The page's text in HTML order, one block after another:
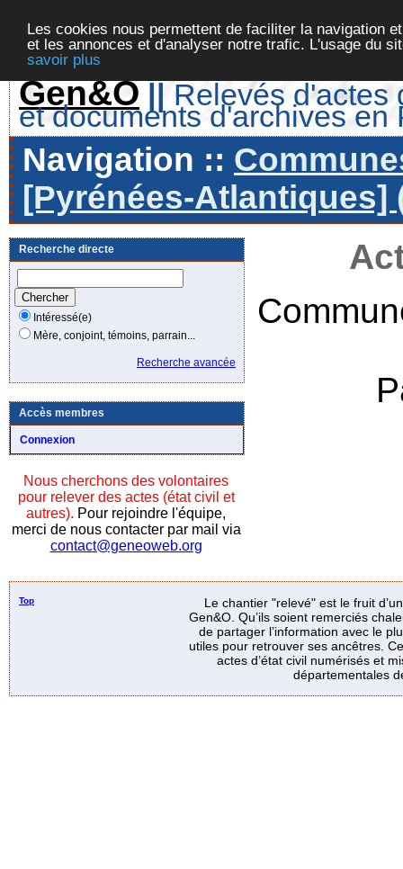
Les cookies nous permettent de faciliter la navigation
et les annonces et d'analyser notre trafic. L'usage du
savoir plus
Gen&O || Relevés d'actes
et documents d'archives en
Navigation ::
[Pyrénées-Atlantiques]
Recherche directe
Intéressé(e)
Mère, conjoint, témoins, parrain...
Recherche avancée
Accès membres
Connexion
Nous cherchons des volontaires
pour relever des actes (état civil et
autres). Pour rejoindre l'équipe,
merci de nous contacter par mail via
contact@geneoweb.org
Top
Le chantier "relevé" est le fruit
Gen&O. Qu’ils soient remerciés
de partager l’information avec le
utiles pour retrouver ses ancêtres.
actes d’état civil numérisés et
départementales